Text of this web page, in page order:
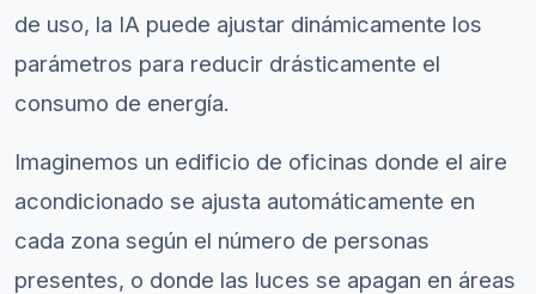
de uso, la IA puede ajustar dinámicamente los
parámetros para reducir drásticamente el
consumo de energía.
Imaginemos un edificio de oficinas donde el aire
acondicionado se ajusta automáticamente en
cada zona según el número de personas
presentes, o donde las luces se apagan en áreas